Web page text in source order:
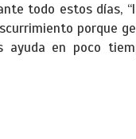
todo estos días,
porque
en poco